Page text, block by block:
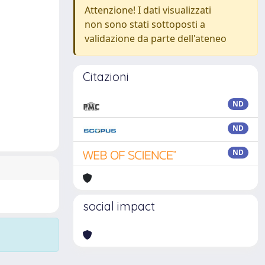
Attenzione! I dati visualizzati
non sono stati sottoposti a
validazione da parte dell'ateneo
Citazioni
ND
ND
ND
social impact